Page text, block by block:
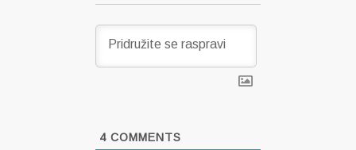
4COMMENTS